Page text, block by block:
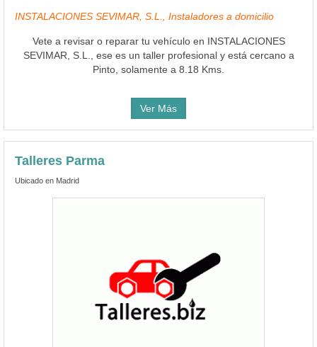
INSTALACIONES SEVIMAR, S.L., Instaladores a domicilio
Vete a revisar o reparar tu vehículo en INSTALACIONES
SEVIMAR, S.L., ese es un taller profesional y está cercano a
Pinto, solamente a 8.18 Kms.
Ver Más
Talleres Parma
Ubicado en Madrid